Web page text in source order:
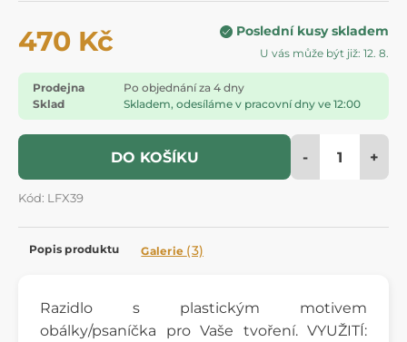
470 Kč Poslední kusy skladem
U vás může být již: 12. 8.
Prodejna
Po objednání za 4 dny
Sklad
Skladem, odesíláme v pracovní dny ve 12:00
DO KOŠÍKU - +
Kód: LFX39
Popis produktu Galerie (3)
Razidlo s plastickým motivem
obálky/psaníčka pro Vaše tvoření. VYUŽITÍ: